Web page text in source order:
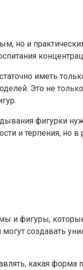
но и
иметь
Это не
фигурки
и терпения, но в
и фигуры,
создавать
какая форма